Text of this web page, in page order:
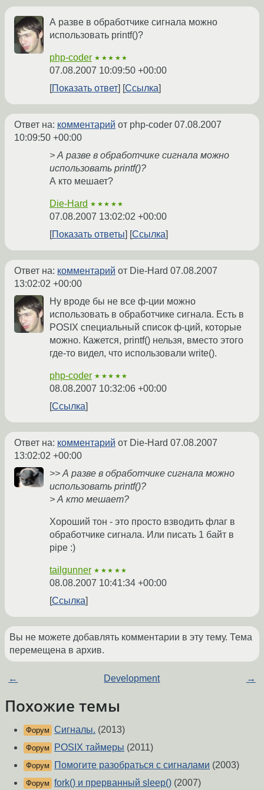
А разве в обработчике сигнала можно
использовать printf()?
php-coder ★★★★★
07.08.2007 10:09:50 +00:00
Показать ответ
Ссылка
Ответ на: комментарий от php-coder 07.08.2007
10:09:50 +00:00
> А разве в обработчике сигнала можно
использовать printf()?
А кто мешает?
Die-Hard ★★★★★
07.08.2007 13:02:02 +00:00
Показать ответы
Ссылка
Ответ на: комментарий от Die-Hard 07.08.2007
13:02:02 +00:00
Ну вроде бы не все ф-ции можно
использовать в обработчике сигнала. Есть в
POSIX специальный список ф-ций, которые
можно. Кажется, printf() нельзя, вместо этого
где-то видел, что использовали write().
php-coder ★★★★★
08.08.2007 10:32:06 +00:00
Ссылка
Ответ на: комментарий от Die-Hard 07.08.2007
13:02:02 +00:00
>> А разве в обработчике сигнала можно
использовать printf()?
> А кто мешает?
Хороший тон - это просто взводить флаг в
обработчике сигнала. Или писать 1 байт в
pipe :)
tailgunner ★★★★★
08.08.2007 10:41:34 +00:00
Ссылка
Вы не можете добавлять комментарии в эту тему. Тема
перемещена в архив.
← Development →
Похожие темы
Форум Сигналы. (2013)
Форум POSIX таймеры (2011)
Форум Помогите разобраться с сигналами (2003)
Форум fork() и прерванный sleep() (2007)